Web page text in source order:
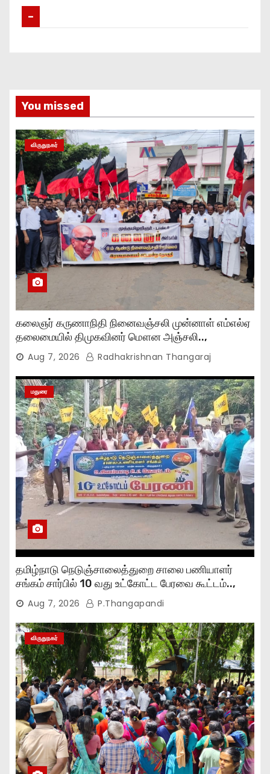
–
You missed
விருதுநகர்
கலைஞர் கருணாநிதி நினைவஞ்சலி முன்னாள் எம்எல்ஏ
தலைமையில் திமுகவினர் மௌன அஞ்சலி..,
Aug 7, 2026 Radhakrishnan Thangaraj
மதுரை
தமிழ்நாடு நெடுஞ்சாலைத்துறை சாலை பணியாளர்
சங்கம் சார்பில் 10 வது உட்கோட்ட பேரவை கூட்டம்..,
Aug 7, 2026 P.Thangapandi
விருதுநகர்